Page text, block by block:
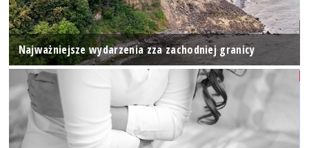
Najważniejsze wydarzenia zza zachodniej granicy